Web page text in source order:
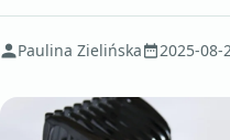
Paulina Zielińska 2025-08-